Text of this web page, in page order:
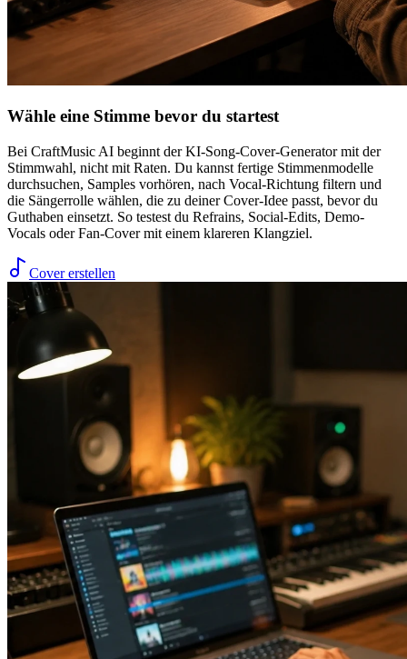
Wähle eine Stimme bevor du startest
Bei CraftMusic AI beginnt der KI-Song-Cover-Generator mit der
Stimmwahl, nicht mit Raten. Du kannst fertige Stimmenmodelle
durchsuchen, Samples vorhören, nach Vocal-Richtung filtern und
die Sängerrolle wählen, die zu deiner Cover-Idee passt, bevor du
Guthaben einsetzt. So testest du Refrains, Social-Edits, Demo-
Vocals oder Fan-Cover mit einem klareren Klangziel.
Cover erstellen